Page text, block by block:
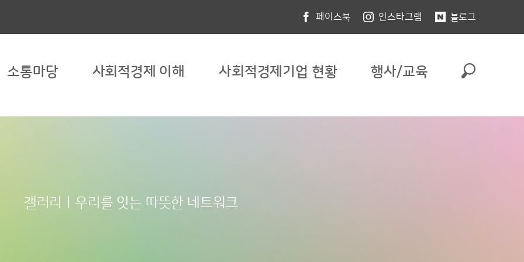
페이스북 인스타그램 블로그
소통마당 사회적경제 이해 사회적경제기업 현황 행사/교육
갤러리ㅣ우리를 잇는 따뜻한 네트워크